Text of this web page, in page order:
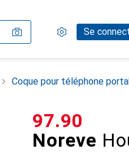
Paramètres
Compte client
Se
Listes de
Listes d'envies
Panier
Coque pour téléphone
Noreve
CHF
97.90